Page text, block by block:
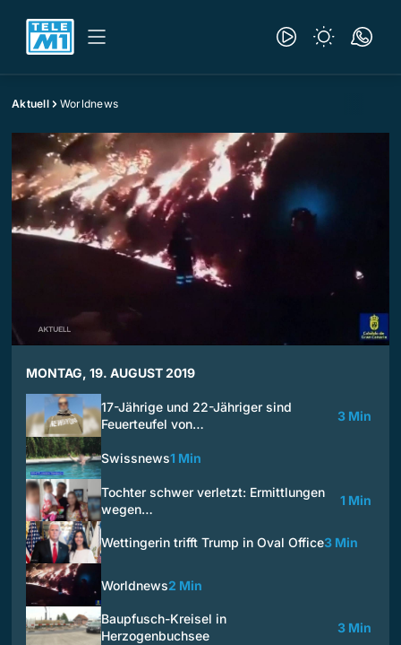
Aktuell Worldnews
MONTAG, 19. AUGUST 2019
17-Jährige und 22-Jähriger sind
Feuerteufel von…
3 Min
Swissnews1 Min
Tochter schwer verletzt: Ermittlungen
wegen…
1 Min
Wettingerin trifft Trump in Oval Office3 Min
Worldnews2 Min
Baupfusch-Kreisel in
Herzogenbuchsee
3 Min